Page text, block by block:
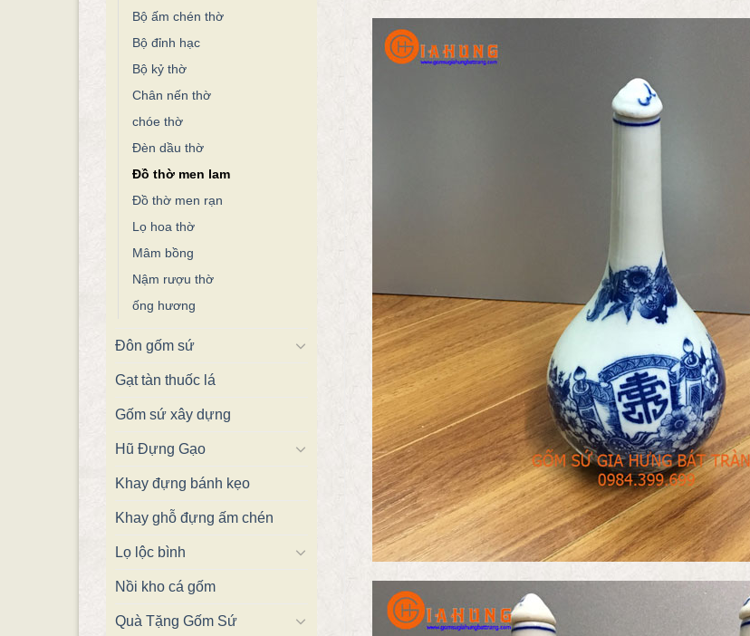
Bộ ấm chén thờ
Bộ đỉnh hạc
Bộ kỷ thờ
Chân nến thờ
chóe thờ
Đèn dầu thờ
Đồ thờ men lam
Đồ thờ men rạn
Lọ hoa thờ
Mâm bồng
Nậm rượu thờ
ống hương
Đôn gốm sứ
Gạt tàn thuốc lá
Gốm sứ xây dựng
Hũ Đựng Gạo
Khay đựng bánh kẹo
Khay ghỗ đựng ấm chén
Lọ lộc bình
Nồi kho cá gốm
Quà Tặng Gốm Sứ